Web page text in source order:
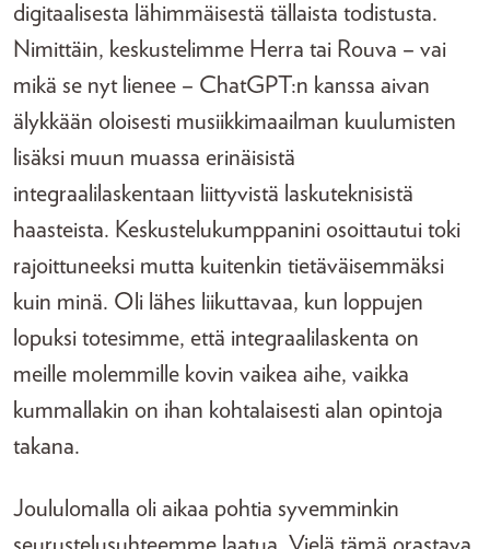
digitaalisesta lähimmäisestä tällaista todistusta.
Nimittäin, keskustelimme Herra tai Rouva – vai
mikä se nyt lienee – ChatGPT:n kanssa aivan
älykkään oloisesti musiikkimaailman kuulumisten
lisäksi muun muassa erinäisistä
integraalilaskentaan liittyvistä laskuteknisistä
haasteista. Keskustelukumppanini osoittautui toki
rajoittuneeksi mutta kuitenkin tietäväisemmäksi
kuin minä. Oli lähes liikuttavaa, kun loppujen
lopuksi totesimme, että integraalilaskenta on
meille molemmille kovin vaikea aihe, vaikka
kummallakin on ihan kohtalaisesti alan opintoja
takana.
Joululomalla oli aikaa pohtia syvemminkin